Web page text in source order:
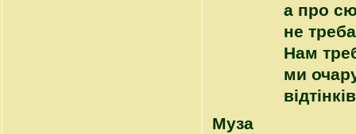
а про
не
Нам
ми
Муза